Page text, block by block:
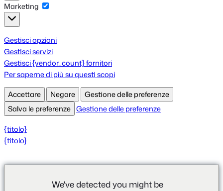
Marketing
Marketing
Gestisci opzioni
Gestisci servizi
Gestisci {vendor_count} fornitori
Per saperne di più su questi scopi
Accettare
Negare
Gestione delle preferenze
Salva le preferenze Gestione delle preferenze
{titolo}
{titolo}
We've detected you might be